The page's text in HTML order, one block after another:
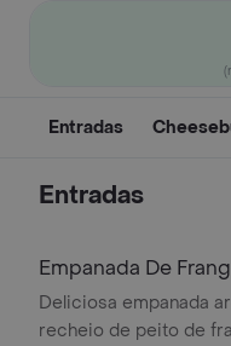
Entradas
Entradas
Empanada De
Deliciosa empanada
recheio de peito de